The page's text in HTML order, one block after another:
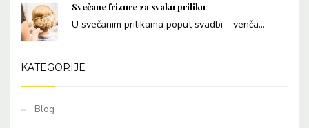
Svečane frizure za svaku priliku
U svečanim prilikama poput svadbi – venča...
KATEGORIJE
Blog